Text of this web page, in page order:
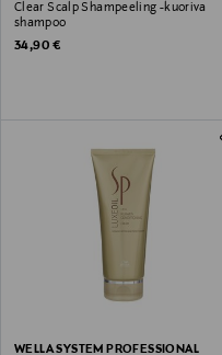
Clear Scalp Shampeeling -kuoriva
shampoo
Original Price
34,90 €
WELLA SYSTEM PROFESSIONAL